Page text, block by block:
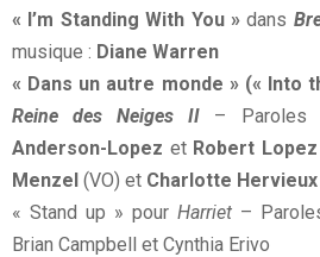
« I’m Standing With You » dans
musique : Diane Warren
« Dans un autre monde » (« Into
Reine des Neiges II – Paroles
Anderson-Lopez et Robert Lopez
Menzel (VO) et Charlotte Hervieux
« Stand up » pour Harriet –
Brian Campbell et Cynthia Erivo